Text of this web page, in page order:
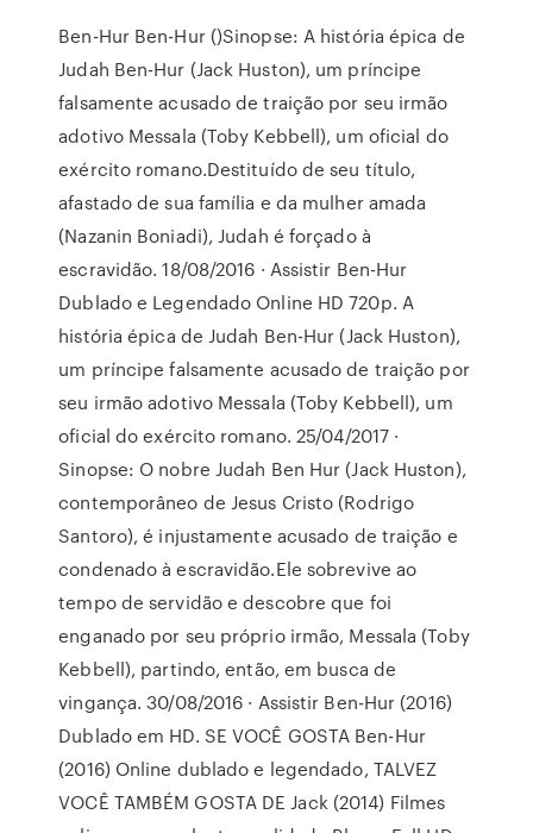
Ben-Hur Ben-Hur ()Sinopse: A história épica de
Judah Ben-Hur (Jack Huston), um príncipe
falsamente acusado de traição por seu irmão
adotivo Messala (Toby Kebbell), um oficial do
exército romano.Destituído de seu título,
afastado de sua família e da mulher amada
(Nazanin Boniadi), Judah é forçado à
escravidão. 18/08/2016 · Assistir Ben-Hur
Dublado e Legendado Online HD 720p. A
história épica de Judah Ben-Hur (Jack Huston),
um príncipe falsamente acusado de traição por
seu irmão adotivo Messala (Toby Kebbell), um
oficial do exército romano. 25/04/2017 ·
Sinopse: O nobre Judah Ben Hur (Jack Huston),
contemporâneo de Jesus Cristo (Rodrigo
Santoro), é injustamente acusado de traição e
condenado à escravidão.Ele sobrevive ao
tempo de servidão e descobre que foi
enganado por seu próprio irmão, Messala (Toby
Kebbell), partindo, então, em busca de
vingança. 30/08/2016 · Assistir Ben-Hur (2016)
Dublado em HD. SE VOCÊ GOSTA Ben-Hur
(2016) Online dublado e legendado, TALVEZ
VOCÊ TAMBÉM GOSTA DE Jack (2014) Filmes